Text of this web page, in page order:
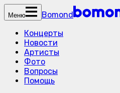
Меню
Bomond
Концерты
Новости
Артисты
Фото
Вопросы
Помощь